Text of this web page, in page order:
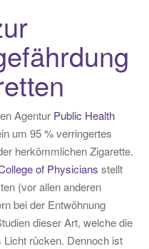
Agentur Public Health
um 95 % verringertes
herkömmlichen Zigarette.
of Physicians stellt
(vor allen anderen
bei der Entwöhnung
dieser Art, welche die
Licht rücken. Dennoch ist